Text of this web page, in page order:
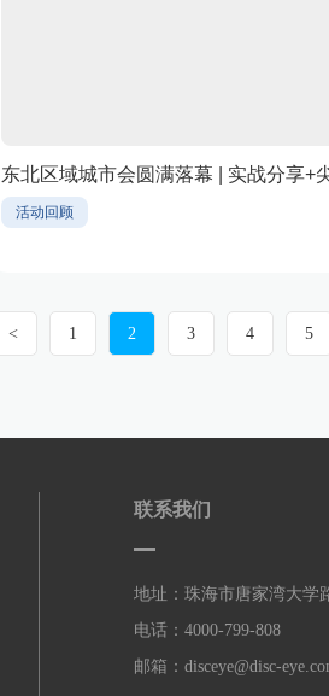
东北区域城市会圆满落幕 | 实战分享+
活动回顾
< 1 2 3 4 5
地址：珠海市唐家湾大学
电话：4000-799-808
邮箱：disceye@disc-
联系我们